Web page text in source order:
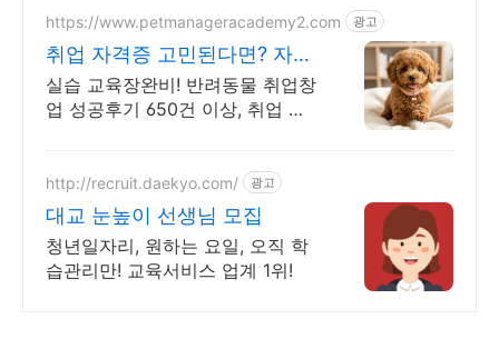
https://www.petmanageracademy2.com 광고
취업 자격증 고민된다면? 자격
증 취득을 위한 맞춤교육
실습 교육장완비! 반려동물 취업창
업 성공후기 650건 이상, 취업 컨
데미만의 노하우와 함께 하세요
http://recruit.daekyo.com/ 광고
대교 눈높이 선생님 모집
청년일자리, 원하는 요일, 오직 학
습관리만! 교육서비스 업계 1위!